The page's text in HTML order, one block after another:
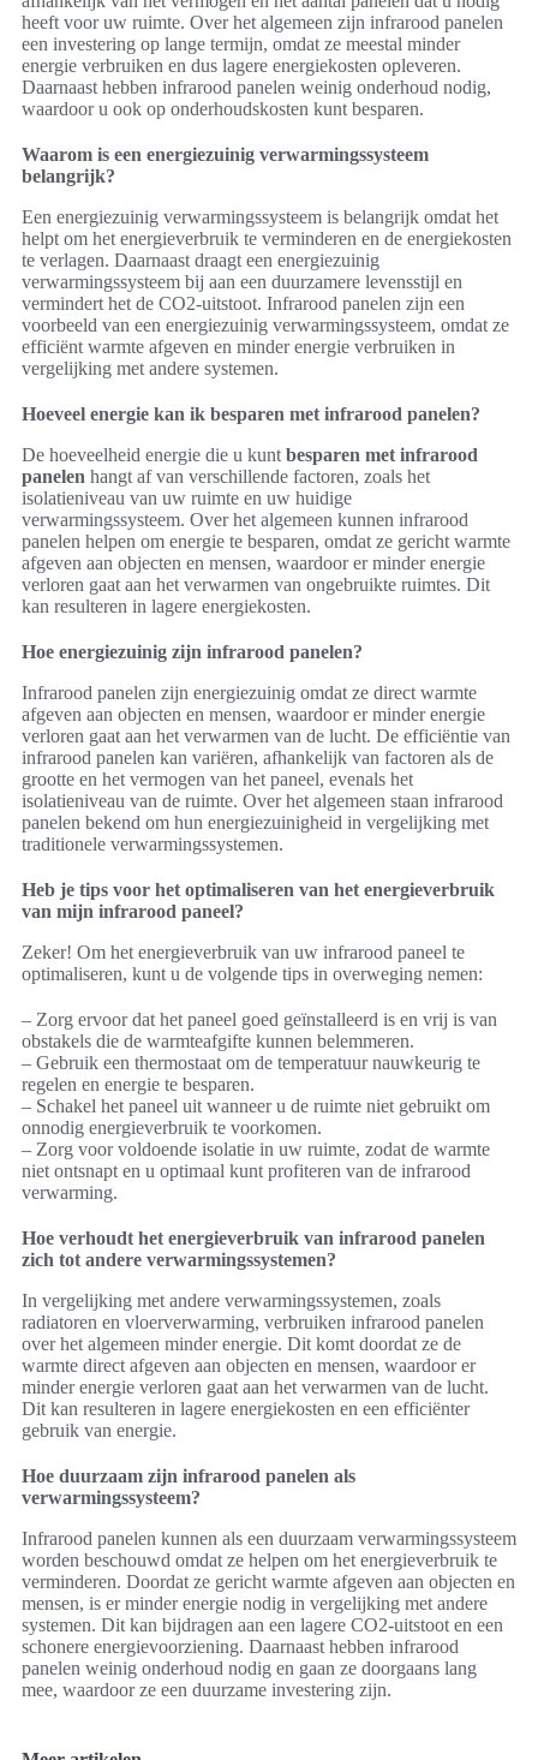
heeft voor uw ruimte. Over het algemeen zijn infrarood panelen
een investering op lange termijn, omdat ze meestal minder
energie verbruiken en dus lagere energiekosten opleveren.
Daarnaast hebben infrarood panelen weinig onderhoud nodig,
waardoor u ook op onderhoudskosten kunt besparen.
Waarom is een energiezuinig verwarmingssysteem
belangrijk?
Een energiezuinig verwarmingssysteem is belangrijk omdat het
helpt om het energieverbruik te verminderen en de energiekosten
te verlagen. Daarnaast draagt een energiezuinig
verwarmingssysteem bij aan een duurzamere levensstijl en
vermindert het de CO2-uitstoot. Infrarood panelen zijn een
voorbeeld van een energiezuinig verwarmingssysteem, omdat ze
efficiënt warmte afgeven en minder energie verbruiken in
vergelijking met andere systemen.
Hoeveel energie kan ik besparen met infrarood panelen?
De hoeveelheid energie die u kunt besparen met infrarood
panelen hangt af van verschillende factoren, zoals het
isolatieniveau van uw ruimte en uw huidige
verwarmingssysteem. Over het algemeen kunnen infrarood
panelen helpen om energie te besparen, omdat ze gericht warmte
afgeven aan objecten en mensen, waardoor er minder energie
verloren gaat aan het verwarmen van ongebruikte ruimtes. Dit
kan resulteren in lagere energiekosten.
Hoe energiezuinig zijn infrarood panelen?
Infrarood panelen zijn energiezuinig omdat ze direct warmte
afgeven aan objecten en mensen, waardoor er minder energie
verloren gaat aan het verwarmen van de lucht. De efficiëntie van
infrarood panelen kan variëren, afhankelijk van factoren als de
grootte en het vermogen van het paneel, evenals het
isolatieniveau van de ruimte. Over het algemeen staan infrarood
panelen bekend om hun energiezuinigheid in vergelijking met
traditionele verwarmingssystemen.
Heb je tips voor het optimaliseren van het energieverbruik
van mijn infrarood paneel?
Zeker! Om het energieverbruik van uw infrarood paneel te
optimaliseren, kunt u de volgende tips in overweging nemen:
– Zorg ervoor dat het paneel goed geïnstalleerd is en vrij is van
obstakels die de warmteafgifte kunnen belemmeren.
– Gebruik een thermostaat om de temperatuur nauwkeurig te
regelen en energie te besparen.
– Schakel het paneel uit wanneer u de ruimte niet gebruikt om
onnodig energieverbruik te voorkomen.
– Zorg voor voldoende isolatie in uw ruimte, zodat de warmte
niet ontsnapt en u optimaal kunt profiteren van de infrarood
verwarming.
Hoe verhoudt het energieverbruik van infrarood panelen
zich tot andere verwarmingssystemen?
In vergelijking met andere verwarmingssystemen, zoals
radiatoren en vloerverwarming, verbruiken infrarood panelen
over het algemeen minder energie. Dit komt doordat ze de
warmte direct afgeven aan objecten en mensen, waardoor er
minder energie verloren gaat aan het verwarmen van de lucht.
Dit kan resulteren in lagere energiekosten en een efficiënter
gebruik van energie.
Hoe duurzaam zijn infrarood panelen als
verwarmingssysteem?
Infrarood panelen kunnen als een duurzaam verwarmingssysteem
worden beschouwd omdat ze helpen om het energieverbruik te
verminderen. Doordat ze gericht warmte afgeven aan objecten en
mensen, is er minder energie nodig in vergelijking met andere
systemen. Dit kan bijdragen aan een lagere CO2-uitstoot en een
schonere energievoorziening. Daarnaast hebben infrarood
panelen weinig onderhoud nodig en gaan ze doorgaans lang
mee, waardoor ze een duurzame investering zijn.